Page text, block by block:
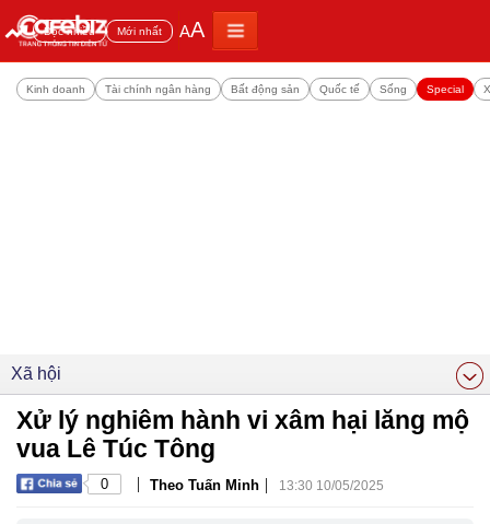
Đọc nhiều Mới nhất AA
Kinh doanh Tài chính ngân hàng Bất động sản Quốc tế Sống Special
Xã hội
Xử lý nghiêm hành vi xâm hại lăng mộ
vua Lê Túc Tông
0 | Theo Tuấn Minh | 13:30 10/05/2025